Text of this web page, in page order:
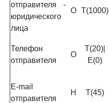
отправителя -
юридического
лица
О Т(1000)
Телефон
отправителя
О
Т(20)|
Е(0)
Е-mail
отправителя
Н Т(45)